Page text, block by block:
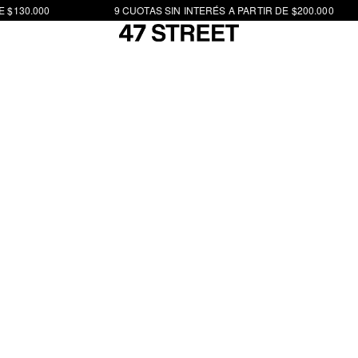
$130.000 9 CUOTAS SIN INTERÉS A PARTIR DE $200.000